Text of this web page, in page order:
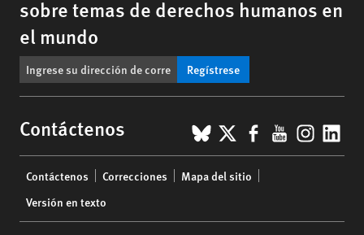
sobre temas de derechos humanos en
el mundo
Regístrese
Contáctenos BlueSky
X Facebook
YouTube
menu
Contáctenos Correcciones
Mapa del sitio
Versión en texto